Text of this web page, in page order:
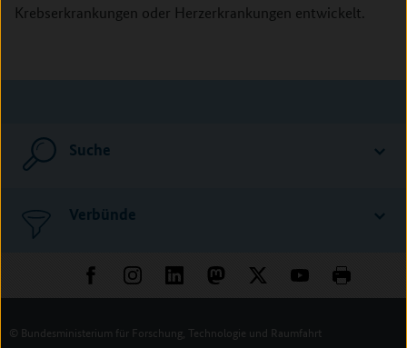
Krebserkrankungen oder Herzerkrankungen entwickelt.
Suche
Verbünde
© Bundesministerium für Forschung, Technologie und Raumfahrt